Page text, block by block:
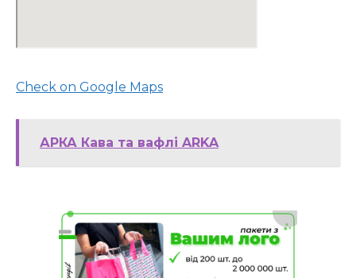
Check on Google Maps
АРКА Кава та вафлі ARKA